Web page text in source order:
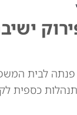
לבית
כספית